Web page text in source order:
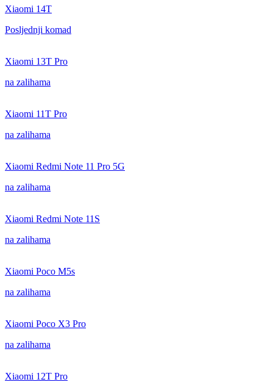
Xiaomi 14T
Posljednji komad
Xiaomi 13T Pro
na zalihama
Xiaomi 11T Pro
na zalihama
Xiaomi Redmi Note 11 Pro 5G
na zalihama
Xiaomi Redmi Note 11S
na zalihama
Xiaomi Poco M5s
na zalihama
Xiaomi Poco X3 Pro
na zalihama
Xiaomi 12T Pro